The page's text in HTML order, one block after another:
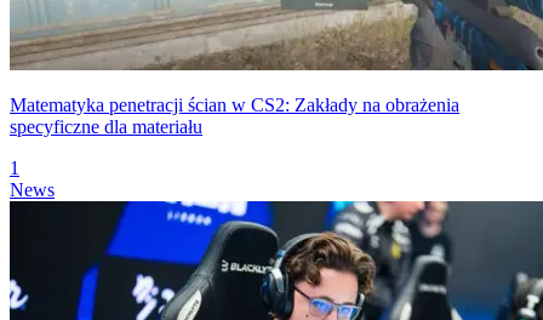
Matematyka penetracji ścian w CS2: Zakłady na obrażenia
specyficzne dla materiału
1
News